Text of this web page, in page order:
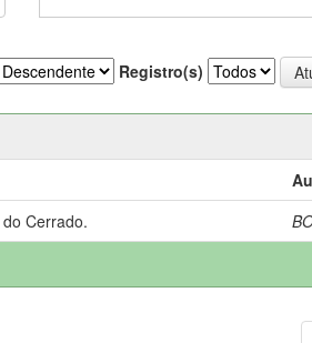
Registro(s)
Cerrado.